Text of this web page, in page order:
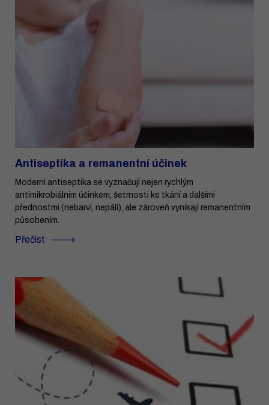
Antiseptika a remanentní účinek
Moderní antiseptika se vyznačují nejen rychlým
antimikrobiálním účinkem, šetrnosti ke tkání a dalšími
přednostmi (nebarví, nepálí), ale zároveň vynikají remanentním
působením.
Přečíst